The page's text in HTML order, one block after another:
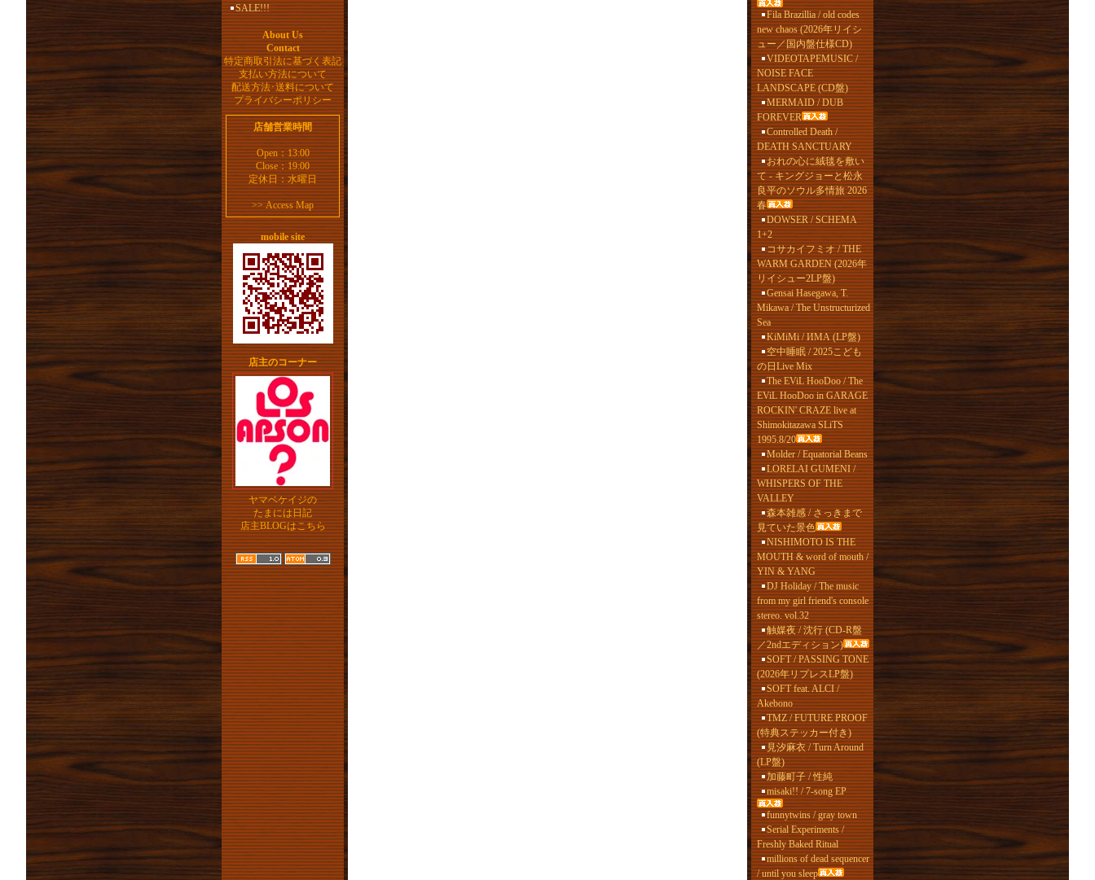
SALE!!!
About Us
Contact
特定商取引法に基づく表記
支払い方法について
配送方法･送料について
プライバシーポリシー
店舗営業時間
Open：13:00
Close：19:00
定休日：水曜日
>>Access Map
mobile site
店主のコーナー
ヤマベケイジの
たまには日記
店主BLOGはこちら
Fila Brazillia / old codes
new chaos (2026年リイシ
ュー／国内盤仕様CD)
VIDEOTAPEMUSIC /
NOISE FACE
LANDSCAPE (CD盤)
MERMAID / DUB
FOREVER
Controlled Death /
DEATH SANCTUARY
おれの心に絨毯を敷い
て - キングジョーと松永
良平のソウル多情旅 2026
春
DOWSER / SCHEMA
1+2
コサカイフミオ / THE
WARM GARDEN (2026年
リイシュー2LP盤)
Gensai Hasegawa, T.
Mikawa / The Unstructurized
Sea
KiMiMi / ИМА (LP盤)
空中睡眠 / 2025こども
の日Live Mix
The EViL HooDoo / The
EViL HooDoo in GARAGE
ROCKIN' CRAZE live at
Shimokitazawa SLiTS
1995.8/20
Molder / Equatorial Beans
LORELAI GUMENI /
WHISPERS OF THE
VALLEY
森本雑感 / さっきまで
見ていた景色
NISHIMOTO IS THE
MOUTH & word of mouth /
YIN & YANG
DJ Holiday / The music
from my girl friend's console
stereo. vol.32
触媒夜 / 沈行 (CD-R盤
／2ndエディション)
SOFT / PASSING TONE
(2026年リプレスLP盤)
SOFT feat. ALCI /
Akebono
TMZ / FUTURE PROOF
(特典ステッカー付き)
見汐麻衣 / Turn Around
(LP盤)
加藤町子 / 性純
misaki!! / 7-song EP
funnytwins / gray town
Serial Experiments /
Freshly Baked Ritual
millions of dead sequencer
/ until you sleep